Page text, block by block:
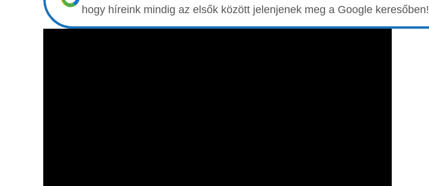
hogy híreink mindig az elsők között jelenjenek meg a Google keresőben!